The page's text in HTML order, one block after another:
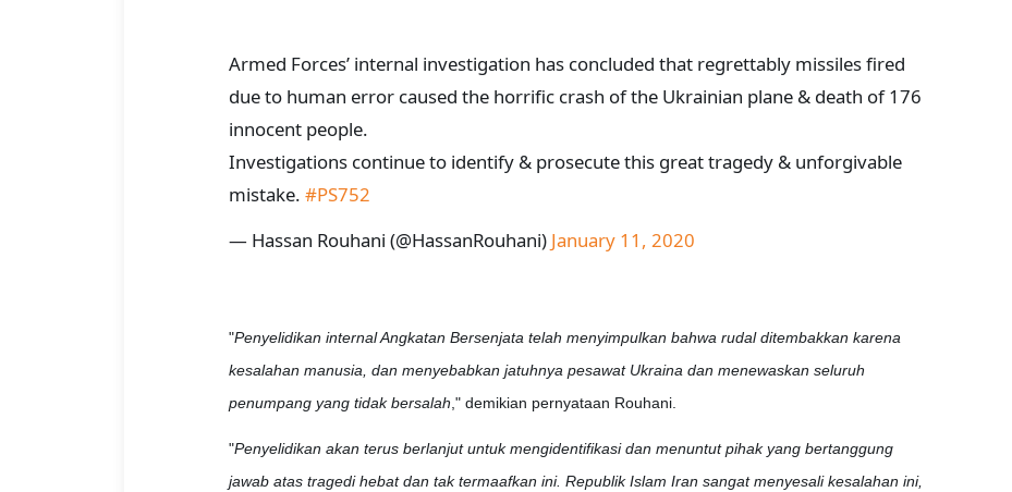
Armed Forces’ internal investigation has concluded that regrettably missiles fired
due to human error caused the horrific crash of the Ukrainian plane & death of 176
innocent people.
Investigations continue to identify & prosecute this great tragedy & unforgivable
mistake. #PS752
— Hassan Rouhani (@HassanRouhani) January 11, 2020
"Penyelidikan internal Angkatan Bersenjata telah menyimpulkan bahwa rudal ditembakkan karena
kesalahan manusia, dan menyebabkan jatuhnya pesawat Ukraina dan menewaskan seluruh
penumpang yang tidak bersalah ," demikian pernyataan Rouhani.
"Penyelidikan akan terus berlanjut untuk mengidentifikasi dan menuntut pihak yang bertanggung
jawab atas tragedi hebat dan tak termaafkan ini. Republik Islam Iran sangat menyesali kesalahan ini,